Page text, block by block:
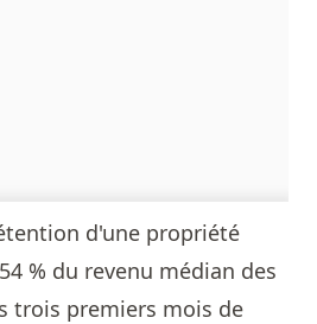
d'une propriété
% du revenu médian des
trois premiers mois de